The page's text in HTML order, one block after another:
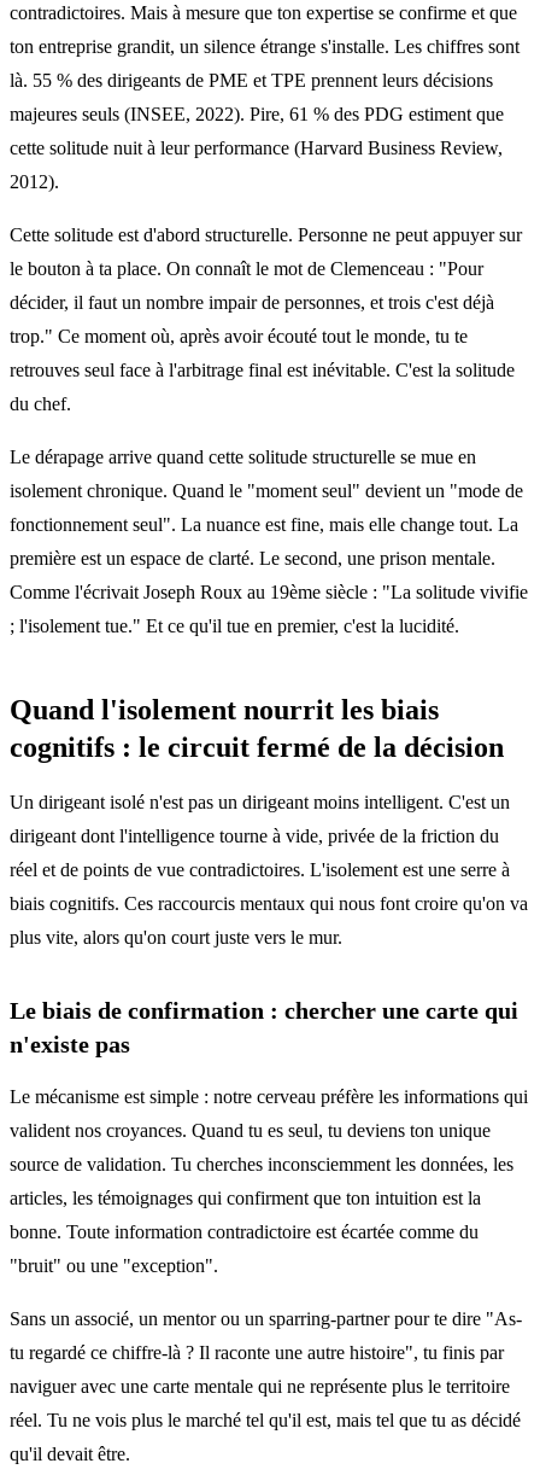
contradictoires. Mais à mesure que ton expertise se confirme et que
ton entreprise grandit, un silence étrange s'installe. Les chiffres sont
là. 55 % des dirigeants de PME et TPE prennent leurs décisions
majeures seuls (INSEE, 2022). Pire, 61 % des PDG estiment que
cette solitude nuit à leur performance (Harvard Business Review,
2012).
Cette solitude est d'abord structurelle. Personne ne peut appuyer sur
le bouton à ta place. On connaît le mot de Clemenceau : "Pour
décider, il faut un nombre impair de personnes, et trois c'est déjà
trop." Ce moment où, après avoir écouté tout le monde, tu te
retrouves seul face à l'arbitrage final est inévitable. C'est la solitude
du chef.
Le dérapage arrive quand cette solitude structurelle se mue en
isolement chronique. Quand le "moment seul" devient un "mode de
fonctionnement seul". La nuance est fine, mais elle change tout. La
première est un espace de clarté. Le second, une prison mentale.
Comme l'écrivait Joseph Roux au 19ème siècle : "La solitude vivifie
; l'isolement tue." Et ce qu'il tue en premier, c'est la lucidité.
Quand l'isolement nourrit les biais
cognitifs : le circuit fermé de la décision
Un dirigeant isolé n'est pas un dirigeant moins intelligent. C'est un
dirigeant dont l'intelligence tourne à vide, privée de la friction du
réel et de points de vue contradictoires. L'isolement est une serre à
biais cognitifs. Ces raccourcis mentaux qui nous font croire qu'on va
plus vite, alors qu'on court juste vers le mur.
Le biais de confirmation : chercher une carte qui
n'existe pas
Le mécanisme est simple : notre cerveau préfère les informations qui
valident nos croyances. Quand tu es seul, tu deviens ton unique
source de validation. Tu cherches inconsciemment les données, les
articles, les témoignages qui confirment que ton intuition est la
bonne. Toute information contradictoire est écartée comme du
"bruit" ou une "exception".
Sans un associé, un mentor ou un sparring-partner pour te dire "As-
tu regardé ce chiffre-là ? Il raconte une autre histoire", tu finis par
naviguer avec une carte mentale qui ne représente plus le territoire
réel. Tu ne vois plus le marché tel qu'il est, mais tel que tu as décidé
qu'il devait être.